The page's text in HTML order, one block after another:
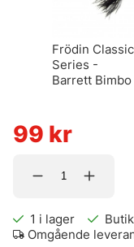
Frödin Classic
Series -
Barrett Bimbo
99 kr
1 i lager
Omgående